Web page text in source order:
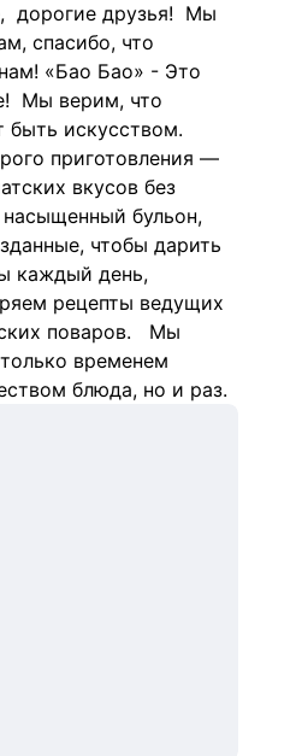
дорогие друзья! Мы
спасибо, что
«Бао Бао» - Это
Мы верим, что
искусством.
приготовления —
вкусов без
бульон,
чтобы дарить
каждый день,
рецепты ведущих
поваров. Мы
временем
блюда, но и раз.